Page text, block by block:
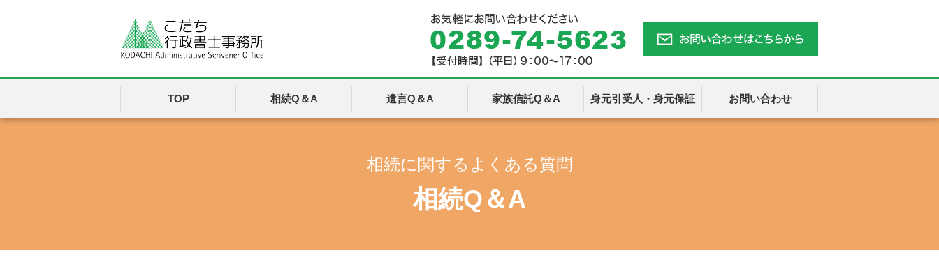
TOP 相続Q＆A 遺言Q＆A 家族信託Q＆A 身元引受人・身元保証 お問い合わせ
相続に関するよくある質問
相続Q＆A